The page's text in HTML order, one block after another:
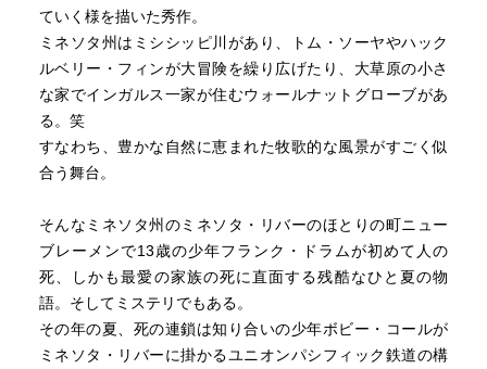
ていく様を描いた秀作。
ミネソタ州はミシシッピ川があり、トム・ソーヤやハック
ルベリー・フィンが大冒険を繰り広げたり、大草原の小さ
な家でインガルス一家が住むウォールナットグローブがあ
る。笑
すなわち、豊かな自然に恵まれた牧歌的な風景がすごく似
合う舞台。
そんなミネソタ州のミネソタ・リバーのほとりの町ニュー
ブレーメンで13歳の少年フランク・ドラムが初めて人の
死、しかも最愛の家族の死に直面する残酷なひと夏の物
語。そしてミステリでもある。
その年の夏、死の連鎖は知り合いの少年ボビー・コールが
ミネソタ・リバーに掛かるユニオンパシフィック鉄道の構